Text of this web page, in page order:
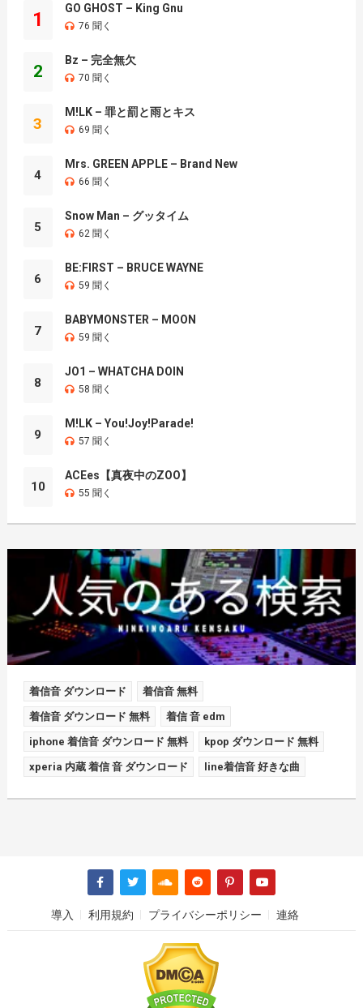
1
GO GHOST – King Gnu
76 聞く
2
Bz – 完全無欠
70 聞く
3
M!LK – 罪と罰と雨とキス
69 聞く
4
Mrs. GREEN APPLE – Brand New
66 聞く
5
Snow Man – グッタイム
62 聞く
6
BE:FIRST – BRUCE WAYNE
59 聞く
7
BABYMONSTER – MOON
59 聞く
8
JO1 – WHATCHA DOIN
58 聞く
9
M!LK – You!Joy!Parade!
57 聞く
10
ACEes【真夜中のZOO】
55 聞く
着信音 ダウンロード 着信音 無料
着信音 ダウンロード 無料 着信 音 edm
iphone 着信音 ダウンロード 無料 kpop ダウンロード 無料
xperia 内蔵 着信 音 ダウンロード line着信音 好きな曲
導入 利用規約 プライバシーポリシー 連絡